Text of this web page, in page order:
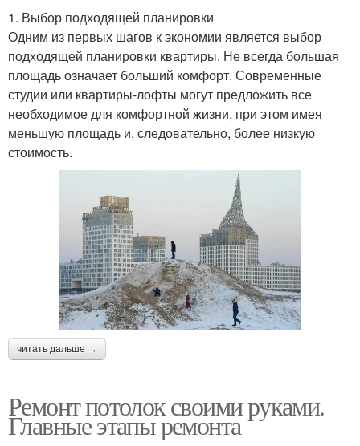
1. Выбор подходящей планировки
Одним из первых шагов к экономии является выбор
подходящей планировки квартиры. Не всегда большая
площадь означает больший комфорт. Современные
студии или квартиры-лофты могут предложить все
необходимое для комфортной жизни, при этом имея
меньшую площадь и, следовательно, более низкую
стоимость.
читать дальше →
Ремонт потолок своими руками.
Главные этапы ремонта